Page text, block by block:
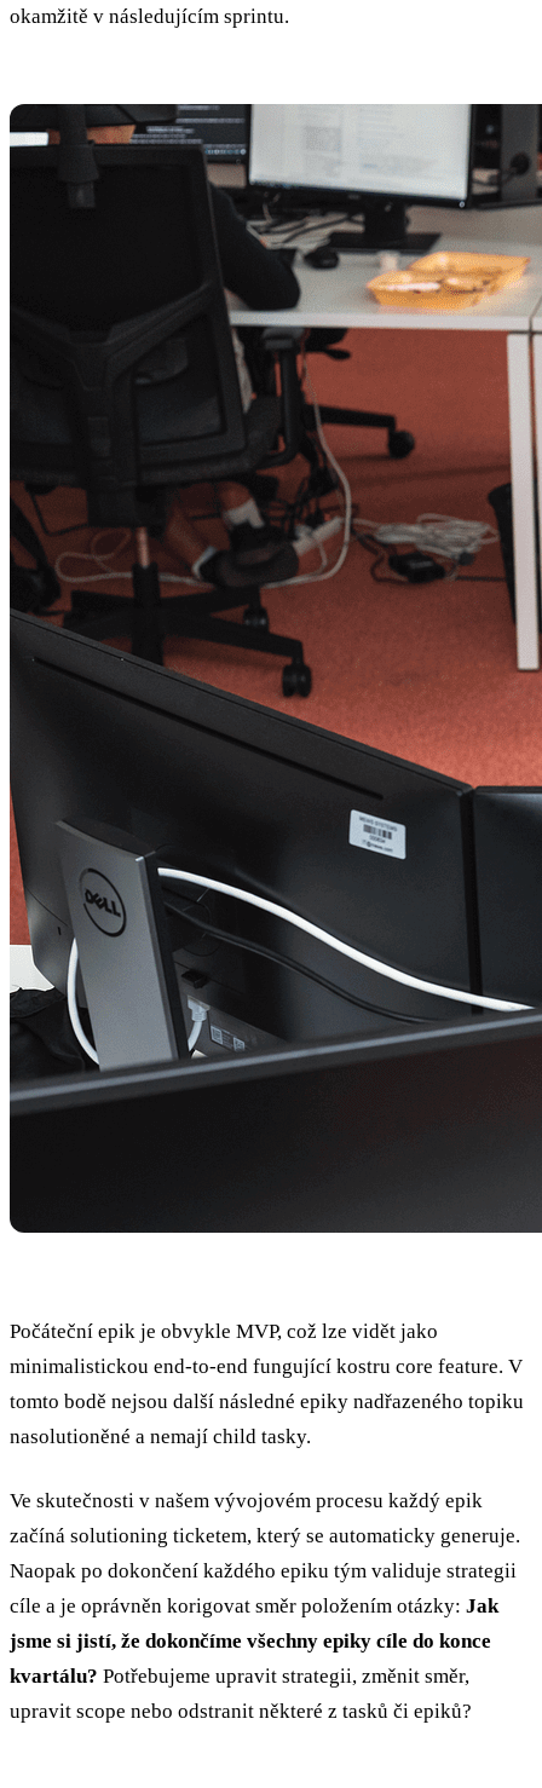
okamžitě v následujícím sprintu.
Počáteční epik je obvykle MVP, což lze vidět jako
minimalistickou end-to-end fungující kostru core feature. V
tomto bodě nejsou další následné epiky nadřazeného topiku
nasolutioněné a nemají child tasky.
Ve skutečnosti v našem vývojovém procesu každý epik
začíná solutioning ticketem, který se automaticky generuje.
Naopak po dokončení každého epiku tým validuje strategii
cíle a je oprávněn korigovat směr položením otázky: Jak
jsme si jistí, že dokončíme všechny epiky cíle do konce
kvartálu? Potřebujeme upravit strategii, změnit směr,
upravit scope nebo odstranit některé z tasků či epiků?